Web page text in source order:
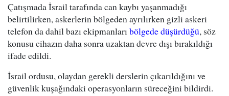
Çatışmada İsrail tarafında can kaybı yaşanmadığı
belirtilirken, askerlerin bölgeden ayrılırken gizli askeri
telefon da dahil bazı ekipmanlarıbölgede düşürdüğü, söz
konusu cihazın daha sonra uzaktan devre dışı bırakıldığı
ifade edildi.
İsrail ordusu, olaydan gerekli derslerin çıkarıldığını ve
güvenlik kuşağındaki operasyonların süreceğini bildirdi.